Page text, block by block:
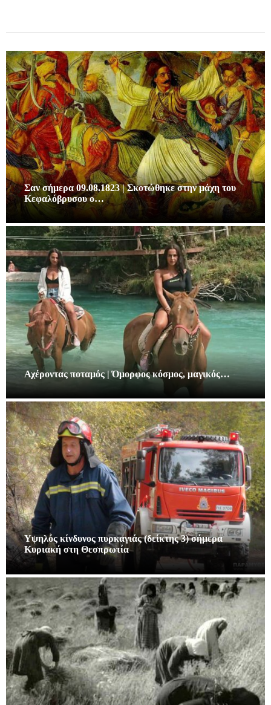
Σαν σήμερα 09.08.1823 | Σκοτώθηκε στην μάχη του
Κεφαλόβρυσου ο…
Αχέροντας ποταμός | Όμορφος κόσμος, μαγικός…
Υψηλός κίνδυνος πυρκαγιάς (δείκτης 3) σήμερα
Κυριακή στη Θεσπρωτία